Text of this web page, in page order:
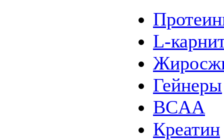
L-
Гейнеры
BCAA
Креатин